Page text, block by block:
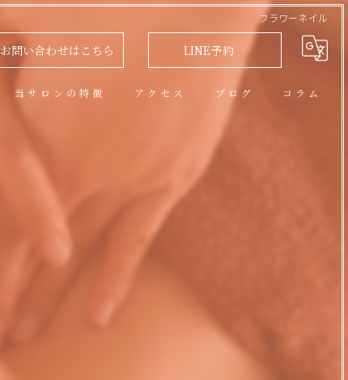
フラワーネイル
お問い合わせはこちら LINE予約
当サロンの特徴
フェイシャル
リラクゼーション
アクセス ブログ コラム